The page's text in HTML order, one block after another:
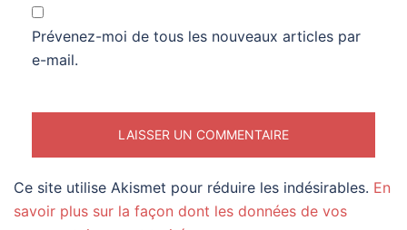
Prévenez-moi de tous les nouveaux articles par
e-mail.
Ce site utilise Akismet pour réduire les indésirables. En
savoir plus sur la façon dont les données de vos